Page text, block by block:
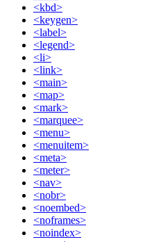
<kbd>
<keygen>
<label>
<legend>
<li>
<link>
<main>
<map>
<mark>
<marquee>
<menu>
<menuitem>
<meta>
<meter>
<nav>
<nobr>
<noembed>
<noframes>
<noindex>